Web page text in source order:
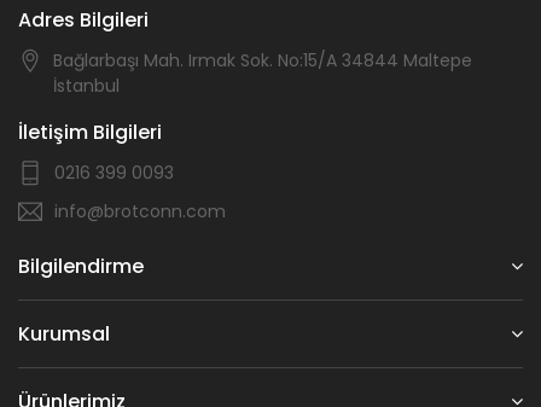
Adres Bilgileri
Bağlarbaşı Mah. Irmak Sok. No:15/A 34844 Maltepe
İstanbul
İletişim Bilgileri
0216 399 0093
info@brotconn.com
Bilgilendirme
Kurumsal
Ürünlerimiz